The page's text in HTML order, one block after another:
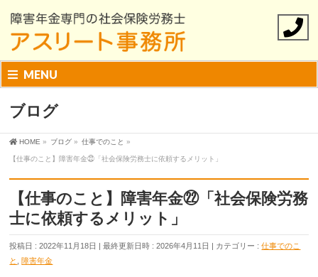
MENU
ブログ
HOME » ブログ » 仕事でのこと »
【仕事のこと】障害年金㉒「社会保険労務士に依頼するメリット」
【仕事のこと】障害年金㉒「社会保険労務
士に依頼するメリット」
投稿日 : 2022年11月18日 最終更新日時 : 2026年4月11日 カテゴリー :仕事でのこ
と
,障害年金